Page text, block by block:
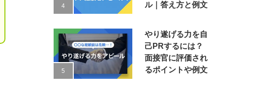
ル｜答え方と例文
やり遂げる力を自
己PRするには？
面接官に評価され
るポイントや例文